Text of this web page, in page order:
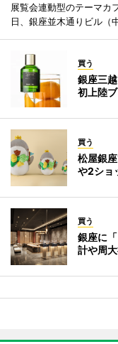
展覧会連動型のテーマカ
日、銀座並木通りビル（
買う
銀座三
初上陸
買う
松屋銀
や2ショ
買う
銀座に
計や周